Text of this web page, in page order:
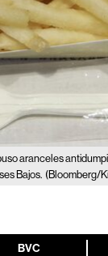
aranceles
Bajos. (Bloomberg/
BVC